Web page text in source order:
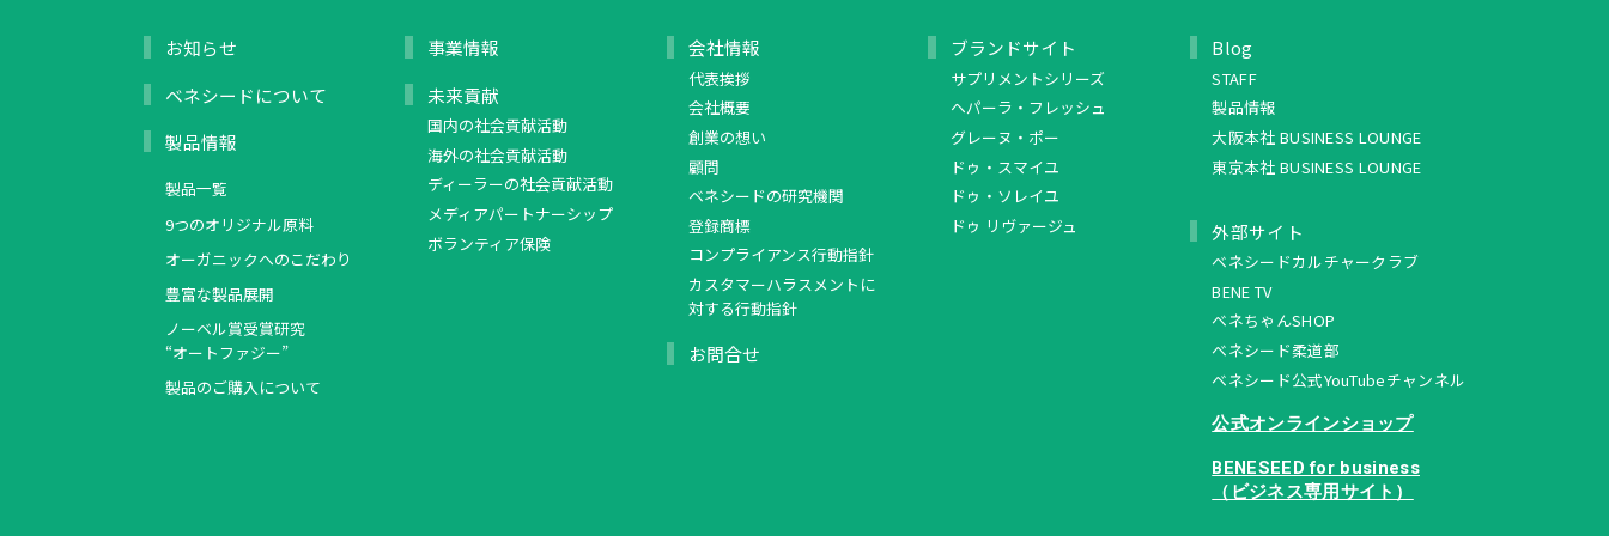
お知らせ
ベネシードについて
製品情報
製品一覧
9つのオリジナル原料
オーガニックへのこだわり
豊富な製品展開
ノーベル賞受賞研究
“オートファジー”
製品のご購入について
事業情報
未来貢献
国内の社会貢献活動
海外の社会貢献活動
ディーラーの社会貢献活動
メディアパートナーシップ
ボランティア保険
会社情報
代表挨拶
会社概要
創業の想い
顧問
ベネシードの研究機関
登録商標
コンプライアンス行動指針
カスタマーハラスメントに
対する行動指針
お問合せ
ブランドサイト
サプリメントシリーズ
ヘパーラ・フレッシュ
グレーヌ・ポー
ドゥ・スマイユ
ドゥ・ソレイユ
ドゥ リヴァージュ
Blog
STAFF
製品情報
大阪本社 BUSINESS LOUNGE
東京本社 BUSINESS LOUNGE
外部サイト
ベネシードカルチャークラブ
BENE TV
ベネちゃんSHOP
ベネシード柔道部
ベネシード公式YouTubeチャンネル
公式オンラインショップ
BENESEED for business
（ビジネス専用サイト）